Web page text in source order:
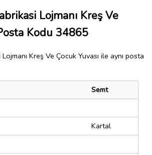
Lojmanı Kreş Ve
Kodu 34865
Kreş Ve Çocuk Yuvası ile aynı posta
Semt
Kartal